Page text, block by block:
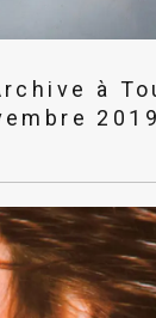
à
2019